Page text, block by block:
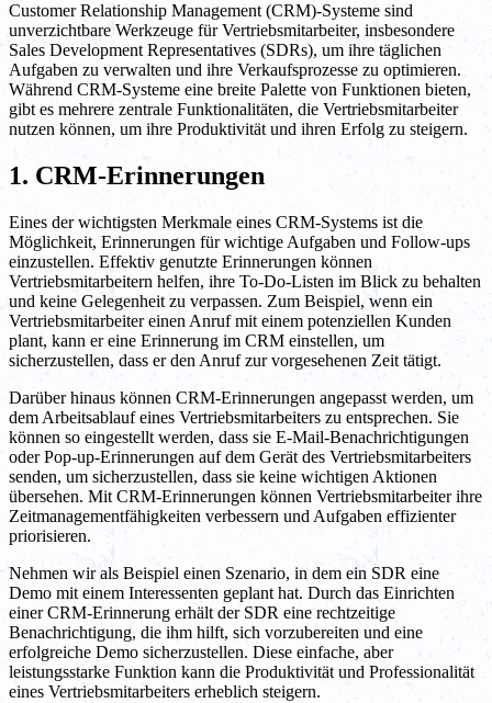
Customer Relationship Management (CRM)-Systeme sind
unverzichtbare Werkzeuge für Vertriebsmitarbeiter, insbesondere
Sales Development Representatives (SDRs), um ihre täglichen
Aufgaben zu verwalten und ihre Verkaufsprozesse zu optimieren.
Während CRM-Systeme eine breite Palette von Funktionen bieten,
gibt es mehrere zentrale Funktionalitäten, die Vertriebsmitarbeiter
nutzen können, um ihre Produktivität und ihren Erfolg zu steigern.
1. CRM-Erinnerungen
Eines der wichtigsten Merkmale eines CRM-Systems ist die
Möglichkeit, Erinnerungen für wichtige Aufgaben und Follow-ups
einzustellen. Effektiv genutzte Erinnerungen können
Vertriebsmitarbeitern helfen, ihre To-Do-Listen im Blick zu behalten
und keine Gelegenheit zu verpassen. Zum Beispiel, wenn ein
Vertriebsmitarbeiter einen Anruf mit einem potenziellen Kunden
plant, kann er eine Erinnerung im CRM einstellen, um
sicherzustellen, dass er den Anruf zur vorgesehenen Zeit tätigt.
Darüber hinaus können CRM-Erinnerungen angepasst werden, um
dem Arbeitsablauf eines Vertriebsmitarbeiters zu entsprechen. Sie
können so eingestellt werden, dass sie E-Mail-Benachrichtigungen
oder Pop-up-Erinnerungen auf dem Gerät des Vertriebsmitarbeiters
senden, um sicherzustellen, dass sie keine wichtigen Aktionen
übersehen. Mit CRM-Erinnerungen können Vertriebsmitarbeiter ihre
Zeitmanagementfähigkeiten verbessern und Aufgaben effizienter
priorisieren.
Nehmen wir als Beispiel einen Szenario, in dem ein SDR eine
Demo mit einem Interessenten geplant hat. Durch das Einrichten
einer CRM-Erinnerung erhält der SDR eine rechtzeitige
Benachrichtigung, die ihm hilft, sich vorzubereiten und eine
erfolgreiche Demo sicherzustellen. Diese einfache, aber
leistungsstarke Funktion kann die Produktivität und Professionalität
eines Vertriebsmitarbeiters erheblich steigern.